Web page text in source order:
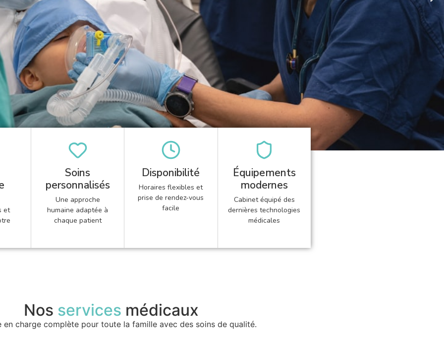
et
Soins
personnalisés
Une approche
humaine adaptée à
chaque patient
Disponibilité
Horaires flexibles et
prise de rendez-vous
facile
Équipements
modernes
Cabinet équipé des
dernières technologies
médicales
Nos services médicaux
en charge complète pour toute la famille avec des soins de qualité.